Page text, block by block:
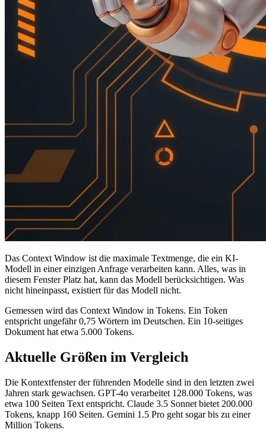
Das Context Window ist die maximale Textmenge, die ein KI-
Modell in einer einzigen Anfrage verarbeiten kann. Alles, was in
diesem Fenster Platz hat, kann das Modell berücksichtigen. Was
nicht hineinpasst, existiert für das Modell nicht.
Gemessen wird das Context Window in Tokens. Ein Token
entspricht ungefähr 0,75 Wörtern im Deutschen. Ein 10-seitiges
Dokument hat etwa 5.000 Tokens.
Aktuelle Größen im Vergleich
Die Kontextfenster der führenden Modelle sind in den letzten zwei
Jahren stark gewachsen. GPT-4o verarbeitet 128.000 Tokens, was
etwa 100 Seiten Text entspricht. Claude 3.5 Sonnet bietet 200.000
Tokens, knapp 160 Seiten. Gemini 1.5 Pro geht sogar bis zu einer
Million Tokens.